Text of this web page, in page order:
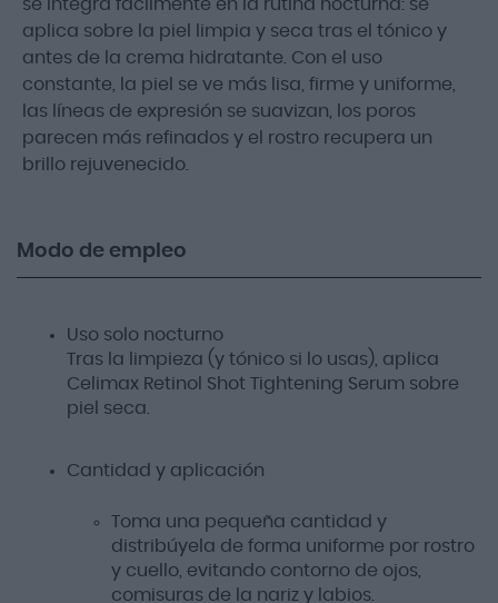
se integra fácilmente en la rutina nocturna: se
aplica sobre la piel limpia y seca tras el tónico y
antes de la crema hidratante. Con el uso
constante, la piel se ve más lisa, firme y uniforme,
las líneas de expresión se suavizan, los poros
parecen más refinados y el rostro recupera un
brillo rejuvenecido.
Modo de empleo
Uso solo nocturno
Tras la limpieza (y tónico si lo usas), aplica
Celimax Retinol Shot Tightening Serum sobre
piel seca.
Cantidad y aplicación
Toma una pequeña cantidad y
distribúyela de forma uniforme por rostro
y cuello, evitando contorno de ojos,
comisuras de la nariz y labios.